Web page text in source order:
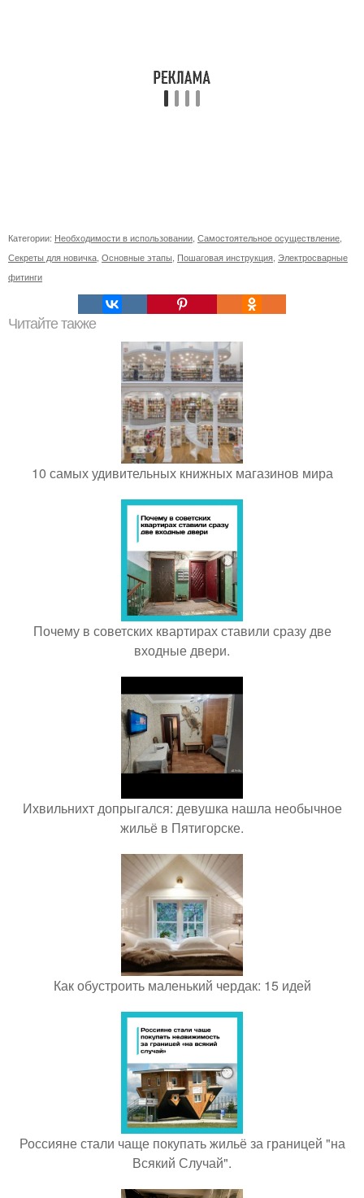
Категории: Необходимости в использовании Самостоятельное осуществление
Секреты для новичка Основные этапы Пошаговая инструкция Электросварные
фитинги
Читайте также
10 самых удивительных книжных магазинов мира
Почему в советских квартирах ставили сразу две
входные двери.
Ихвильнихт допрыгался: девушка нашла необычное
жильё в Пятигорске.
Как обустроить маленький чердак: 15 идей
Россияне стали чаще покупать жильё за границей "на
Всякий Случай".